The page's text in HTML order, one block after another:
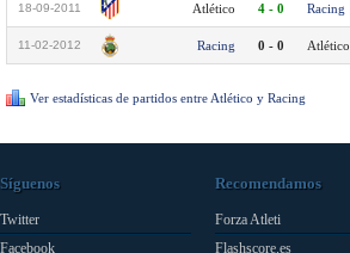
18-09-2011 Atlético 4 - 0 Racing
11-02-2012 Racing 0 - 0 Atlético
Ver estadísticas de partidos entre Atlético y Racing
Síguenos
Twitter
Facebook
Recomendamos
Forza Atleti
Flashscore.es